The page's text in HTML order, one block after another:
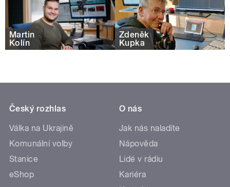
Martin
Kolín
Zdeněk
Kupka
Český rozhlas
Válka na Ukrajině
Komunální volby
Stanice
eShop
O nás
Jak nás naladíte
Nápověda
Lidé v rádiu
Kariéra